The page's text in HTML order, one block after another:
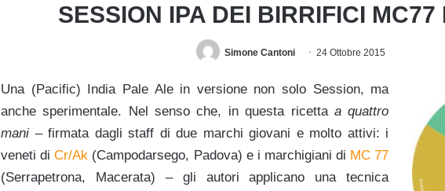
SESSION IPA DEI BIRRIFICI MC77
Simone Cantoni 24 Ottobre 2015
Una (Pacific) India Pale Ale in versione non solo Session, ma
anche sperimentale. Nel senso che, in questa ricetta a quattro
mani – firmata dagli staff di due marchi giovani e molto attivi: i
veneti diCr/Ak (Campodarsego, Padova) e i marchigiani di MC 77
(Serrapetrona, Macerata) – gli autori applicano una tecnica